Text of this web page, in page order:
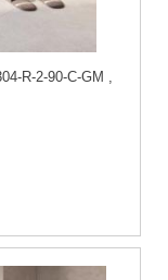
R-2-90-C-GM ,